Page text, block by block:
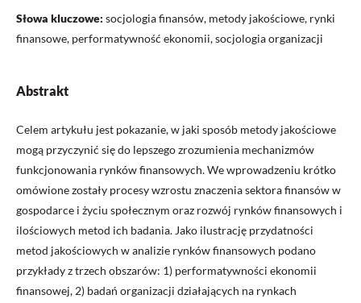
Słowa kluczowe: socjologia finansów, metody jakościowe, rynki
finansowe, performatywność ekonomii, socjologia organizacji
Abstrakt
Celem artykułu jest pokazanie, w jaki sposób metody jakościowe
mogą przyczynić się do lepszego zrozumienia mechanizmów
funkcjonowania rynków finansowych. We wprowadzeniu krótko
omówione zostały procesy wzrostu znaczenia sektora finansów w
gospodarce i życiu społecznym oraz rozwój rynków finansowych i
ilościowych metod ich badania. Jako ilustrację przydatności
metod jakościowych w analizie rynków finansowych podano
przykłady z trzech obszarów: 1) performatywności ekonomii
finansowej, 2) badań organizacji działających na rynkach